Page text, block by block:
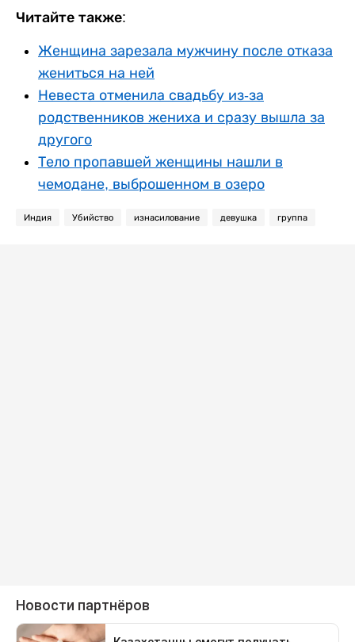
Читайте также:
Женщина зарезала мужчину после отказа
жениться на ней
Невеста отменила свадьбу из-за
родственников жениха и сразу вышла за
другого
Тело пропавшей женщины нашли в
чемодане, выброшенном в озеро
Индия Убийство изнасилование девушка группа